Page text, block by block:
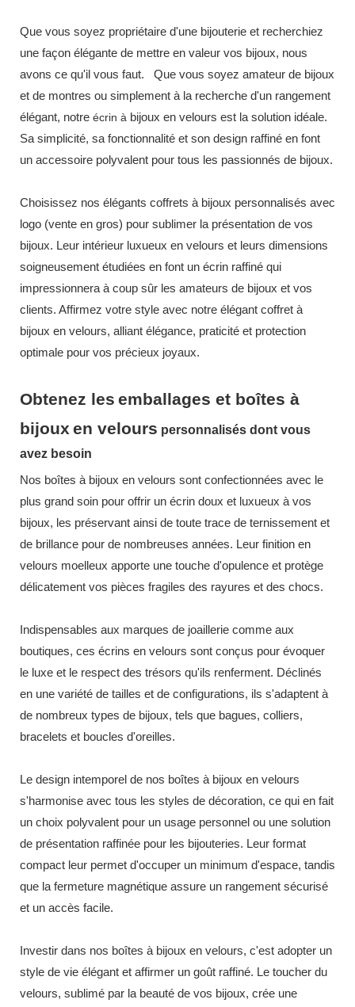
Que vous soyez propriétaire d'une bijouterie et recherchiez
une façon élégante de mettre en valeur vos bijoux, nous
avons ce qu'il vous faut.
Que vous soyez amateur de bijoux
et de montres ou simplement à la recherche d'un rangement
élégant, notre écrin à bijoux en velours est la solution idéale.
Sa simplicité, sa fonctionnalité et son design raffiné en font
un accessoire polyvalent pour tous les passionnés de bijoux.
Choisissez nos élégants coffrets à bijoux personnalisés avec
logo (vente en gros) pour sublimer la présentation de vos
bijoux. Leur intérieur luxueux en velours et leurs dimensions
soigneusement étudiées en font un écrin raffiné qui
impressionnera à coup sûr les amateurs de bijoux et vos
clients. Affirmez votre style avec notre élégant coffret à
bijoux en velours, alliant élégance, praticité et protection
optimale pour vos précieux joyaux.
Obtenez les emballages et boîtes à
bijoux en velours personnalisés dont vous
avez besoin
Nos boîtes à bijoux en velours sont confectionnées avec le
plus grand soin pour offrir un écrin doux et luxueux à vos
bijoux, les préservant ainsi de toute trace de ternissement et
de brillance pour de nombreuses années. Leur finition en
velours moelleux apporte une touche d'opulence et protège
délicatement vos pièces fragiles des rayures et des chocs.
Indispensables aux marques de joaillerie comme aux
boutiques, ces écrins en velours sont conçus pour évoquer
le luxe et le respect des trésors qu'ils renferment. Déclinés
en une variété de tailles et de configurations, ils s'adaptent à
de nombreux types de bijoux, tels que bagues, colliers,
bracelets et boucles d'oreilles.
Le design intemporel de nos boîtes à bijoux en velours
s'harmonise avec tous les styles de décoration, ce qui en fait
un choix polyvalent pour un usage personnel ou une solution
de présentation raffinée pour les bijouteries. Leur format
compact leur permet d'occuper un minimum d'espace, tandis
que la fermeture magnétique assure un rangement sécurisé
et un accès facile.
Investir dans nos boîtes à bijoux en velours, c'est adopter un
style de vie élégant et affirmer un goût raffiné. Le toucher du
velours, sublimé par la beauté de vos bijoux, crée une